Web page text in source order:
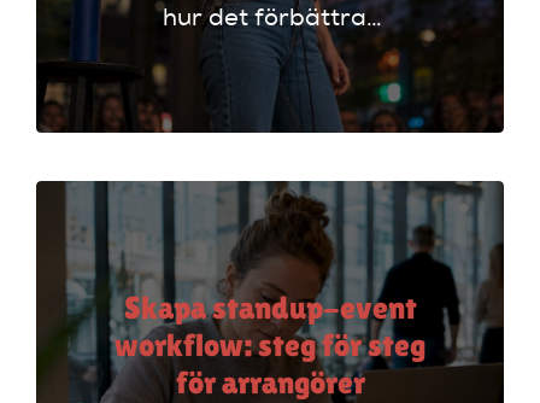
hur det förbättrar
din stand-up!
Upptäck tekniker
som stärker ditt
scenframträdande.
Skapa standup-event
workflow: steg för steg
för arrangörer